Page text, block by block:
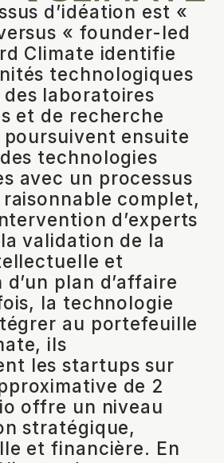
d’idéation est «
« founder-led
Climate identifie
technologiques
laboratoires
et de recherche
ensuite
technologies
avec un processus
complet,
d’experts
validation de la
et
d’un plan d’affaire
la technologie
au portefeuille
ils
les startups sur
de 2
offre un niveau
stratégique,
et financière. En